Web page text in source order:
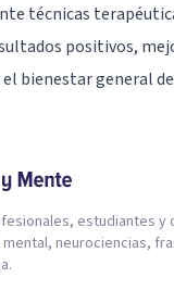
técnicas
positivos,
el bienestar general
estudiantes y
neurociencias,